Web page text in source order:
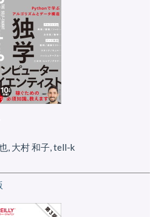
, 大村 和子, tell-k